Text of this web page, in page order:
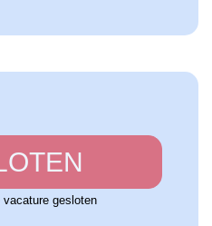
vacature gesloten